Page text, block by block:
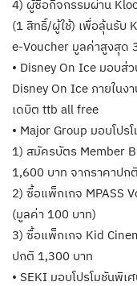
4) ผู้ซื้อกิจกรรมผ่าน
(1 สิทธิ์/ผู้ใช้) เพื่อลุ้นรับ
e-Voucher มูลค่าสูงสุด
• Disney On Ice มอบ
Disney On Ice ภายในง
เดบิต ttb all free
• Major Group มอบโปร
1) สมัครบัตร Member
1,600 บาท จากราคาปก
2) ซื้อแพ็กเกจ MPASS
(มูลค่า 100 บาท)
3) ซื้อแพ็กเกจ Kid
ปกติ 1,300 บาท
• SEKI มอบโปรโมชันพิเ